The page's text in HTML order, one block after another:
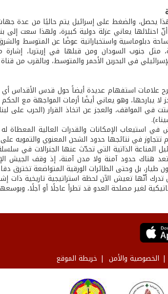
يحصل، والضغط على إسرائيل يتم حاليًا من عدة
احتلالها يعاني عزلة دولية كبيرة، ولهذا سعت إلى
ساحة دبلوماسية واستخباراتية عوضًا عن المتوسط
جنوب السودان ومن قبلها في إريتريا، إشارة
في البحرين الأحمر والمتوسط، وبالقرب من
علامات استفهام عديدة أيضاً حول قدس الأقداس
لا يبارحها، وهو يعاني أيضًا أزمات المواجهة مع
في المواقف، والعجز عن اتخاذ القرار (الحرب على
استيعاب الإمكانات والقدرات العالية المعطاة
تتجاوز في نتائجها حدود الشحن المعنوي والتمويه
المناعة الذاتية التي تحدّث عنها الجنرالات في
هناك حدود آمنة ولا مدن آمنة، إذ وقف الجيش
طيار، بل وحتى الطائرات الورقية المتواضعة تخترق
تدرك أنّها تعيش الآن لحظة استراتيجية تاريخية ذات
لغير مصلحة العدو قد تطرأ عاجلًا أو آجلًا،
الخصوصية والأمن خريطة الموقع